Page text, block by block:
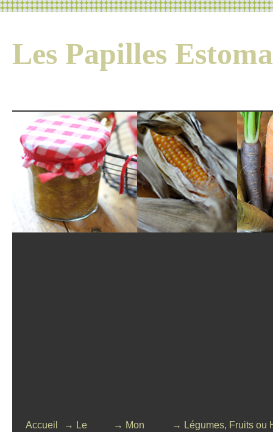
Les Papilles
Accueil
→ Le
→ Mon
→ Légumes, Fruits ou